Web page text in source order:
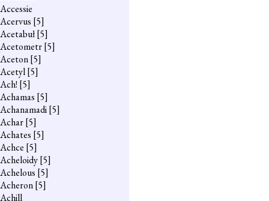
Accessie
Acervus [5]
Acetabuł[5]
Acetometr[5]
Aceton[5]
Acetyl[5]
Ach! [5]
Achamas [5]
Achanamadi[5]
Achar[5]
Achates [5]
Achce [5]
Acheloidy[5]
Achelous [5]
Acheron[5]
Achill